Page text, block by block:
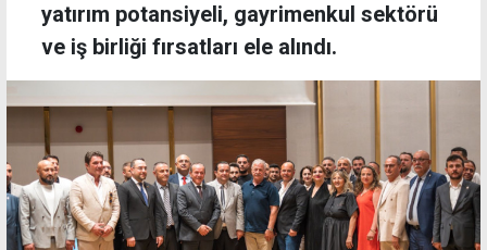
yatırım potansiyeli, gayrimenkul sektörü
ve iş birliği fırsatları ele alındı.